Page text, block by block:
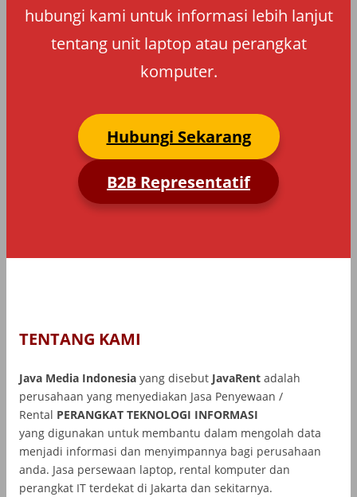
hubungi kami untuk informasi lebih lanjut
tentang unit laptop atau perangkat
komputer.
Hubungi Sekarang
B2B Representatif
TENTANG KAMI
Java Media Indonesia yang disebut JavaRent adalah
perusahaan yang menyediakan Jasa Penyewaan /
Rental PERANGKAT TEKNOLOGI INFORMASI
yang digunakan untuk membantu dalam mengolah data
menjadi informasi dan menyimpannya bagi perusahaan
anda. Jasa persewaan laptop, rental komputer dan
perangkat IT terdekat di Jakarta dan sekitarnya.